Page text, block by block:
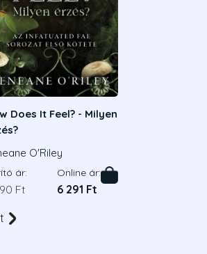
Does It Feel? - Milyen
O'Riley
ár:
Ft
Online ár:
6 291 Ft